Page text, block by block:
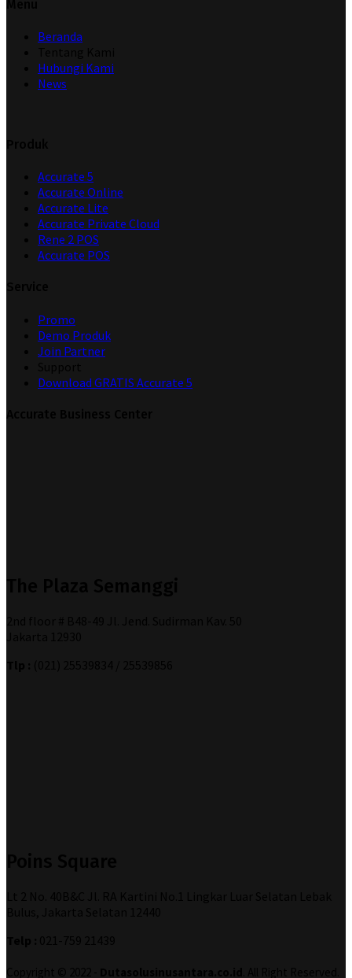
Beranda
Hubungi Kami
News
Accurate 5
Accurate Online
Accurate Lite
Accurate Private Cloud
Rene 2 POS
Accurate POS
Promo
Demo Produk
Join Partner
Download GRATIS Accurate 5